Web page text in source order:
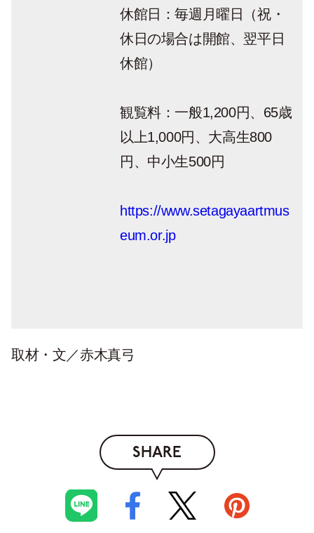
休館日：毎週月曜日（祝・
休日の場合は開館、翌平日
休館）
観覧料：一般1,200円、65歳
以上1,000円、大高生800
円、中小生500円
https://www.setagayaartmus
eum.or.jp
取材・文／赤木真弓
SHARE